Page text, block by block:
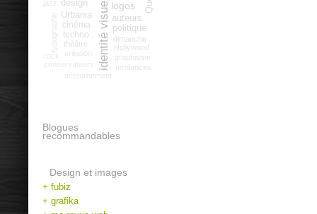
identité visuelle logos
auteurs
design
politique
Urbania
cinéma
techno dimanche
Hollywood
théâtre
création graphisme
jazz
typographie
tendances
conservateurs
détournement
Blogues
recommandables
Design et images
+ fubiz
+ grafika